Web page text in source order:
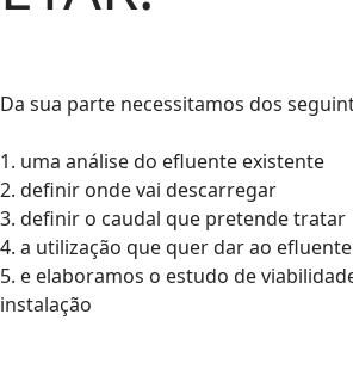
Da sua parte necessitamos dos
1. uma análise do efluente existente
2. definir onde vai descarregar
3. definir o caudal que pretende tratar
4. a utilização que quer dar ao
5. e elaboramos o estudo de
instalação